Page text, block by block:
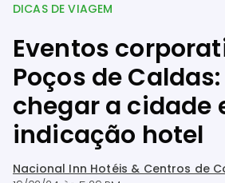
DICAS DE VIAGEM
Eventos
Poços de
chegar a cidade
indicação hotel
Nacional Inn Hotéis & Centros de